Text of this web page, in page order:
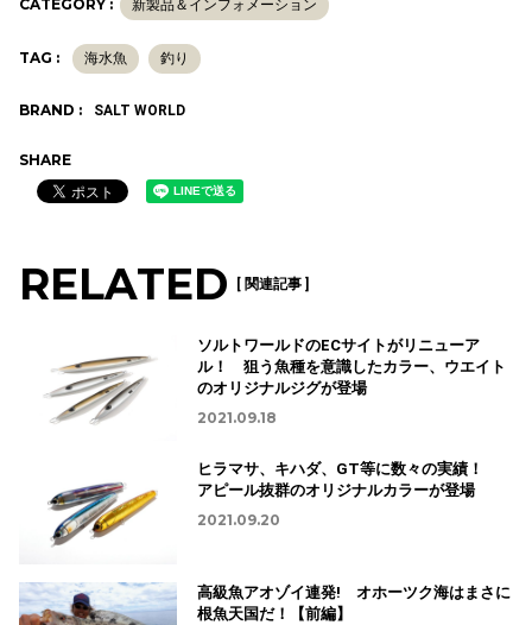
CATEGORY : 新製品＆インフォメーション
TAG : 海水魚 釣り
BRAND : SALT WORLD
SHARE
RELATED [ 関連記事 ]
ソルトワールドのECサイトがリニューア
ル！ 狙う魚種を意識したカラー、ウエイト
のオリジナルジグが登場
2021.09.18
ヒラマサ、キハダ、GT等に数々の実績！
アピール抜群のオリジナルカラーが登場
2021.09.20
高級魚アオゾイ連発! オホーツク海はまさに
根魚天国だ！【前編】